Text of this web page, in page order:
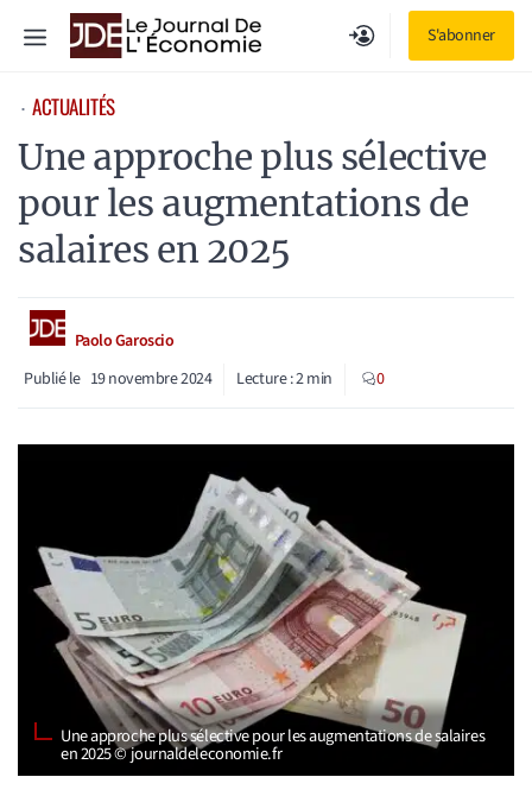
S'abonner
Menu
⋅ ACTUALITÉS
Une approche plus sélective
pour les augmentations de
salaires en 2025
Paolo Garoscio
Publié le 19 novembre 2024 Lecture :2min 0
Une approche plus sélective pour les augmentations de salaires
en 2025 © journaldeleconomie.fr